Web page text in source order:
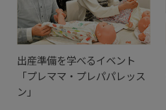
出産準備を学べるイベント
「プレママ・プレパパレッス
ン」